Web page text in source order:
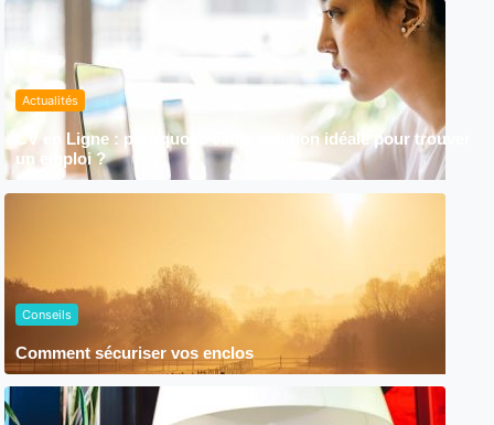
Actualités
CV en Ligne : pourquoi c’est la solution idéale pour trouver
un emploi ?
Conseils
Comment sécuriser vos enclos